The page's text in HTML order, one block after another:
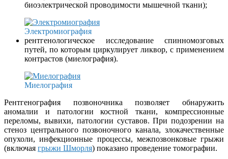
биоэлектрической проводимости мышечной ткани);
Электромиография
рентгенологическое исследование спинномозговых
путей, по которым циркулирует ликвор, с применением
контрастов (миелография).
Миелография
Рентгенография позвоночника позволяет обнаружить
аномалии и патологии костной ткани, компрессионные
переломы, вывихи, патологии суставов. При подозрении на
стеноз центрального позвоночного канала, злокачественные
опухоли, инфекционные процессы, межпозвонковые грыжи
(включая грыжи Шморля) показано проведение томографии.